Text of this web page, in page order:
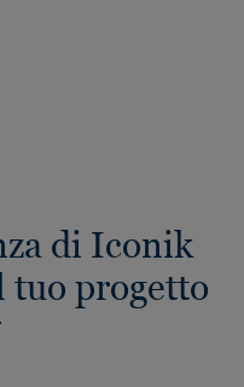
di Iconik
tuo progetto